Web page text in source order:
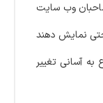
صاحبان وب‌ سایت
نمایش دهند
آسانی تغییر